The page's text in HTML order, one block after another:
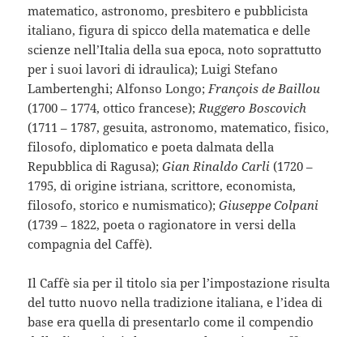
matematico, astronomo, presbitero e pubblicista
italiano, figura di spicco della matematica e delle
scienze nell’Italia della sua epoca, noto soprattutto
per i suoi lavori di idraulica); Luigi Stefano
Lambertenghi; Alfonso Longo; François de Baillou
(1700 – 1774, ottico francese); Ruggero Boscovich
(1711 – 1787, gesuita, astronomo, matematico, fisico,
filosofo, diplomatico e poeta dalmata della
Repubblica di Ragusa);Gian Rinaldo Carli (1720 –
1795, di origine istriana, scrittore, economista,
filosofo, storico e numismatico);Giuseppe Colpani
(1739 – 1822, poeta o ragionatore in versi della
compagnia del Caffè).
Il Caffè sia per il titolo sia per l’impostazione risulta
del tutto nuovo nella tradizione italiana, e l’idea di
base era quella di presentarlo come il compendio